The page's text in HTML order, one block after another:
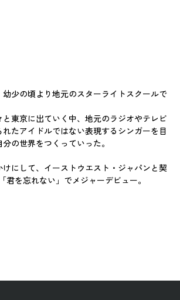
少の頃より地元のスターライトスクールで
東京に出ていく中、地元のラジオやテレビ
たアイドルではない表現するシンガーを目
の世界をつくっていった。
けにして、イーストウエスト・ジャパンと契
君を忘れない」でメジャーデビュー。